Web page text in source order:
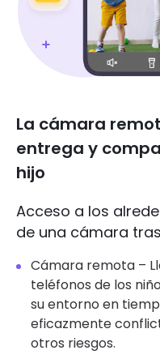
La cámara
entrega y
hijo
Acceso a los
de una cámara
Cámara remota –
teléfonos de los
su entorno en
eficazmente
otros riesgos.